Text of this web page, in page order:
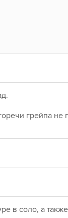
грейпа
в соло, а